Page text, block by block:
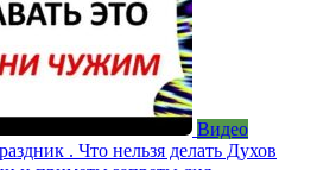
Видео
. Что нельзя делать Духов